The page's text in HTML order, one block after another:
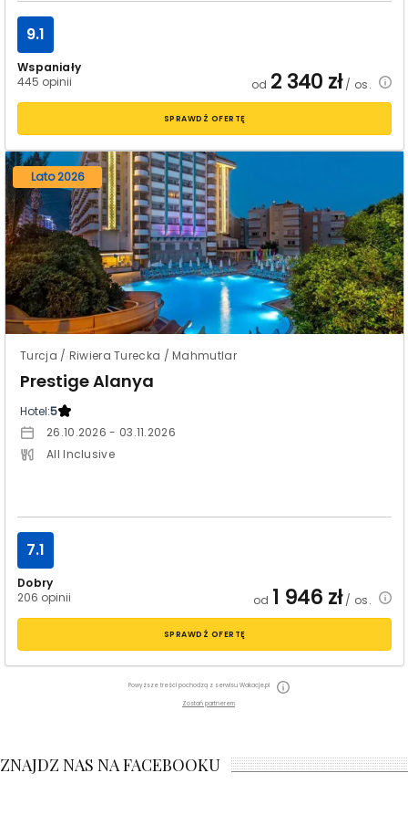
Wspaniały
445 opinii
9.1
od 2 340 zł/ os.
SPRAWDŹ OFERTĘ
Lato 2026
Turcja / Riwiera Turecka / Mahmutlar
Prestige Alanya
Hotel:5
26.10.2026 - 03.11.2026
All Inclusive
Dobry
206 opinii
7.1
od 1 946 zł/ os.
SPRAWDŹ OFERTĘ
Powyższe treści pochodzą z serwisu Wakacje.pl
Zostań partnerem
ZNAJDZ NAS NA FACEBOOKU